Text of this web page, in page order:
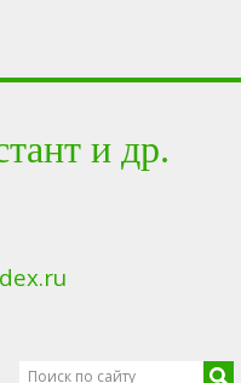
и др.